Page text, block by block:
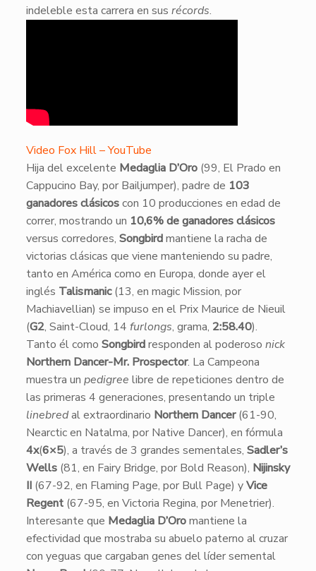
indeleble esta carrera en sus récords.
Video Fox Hill – YouTube
​Hija del excelente Medaglia D’Oro(99, El Prado en
Cappucino Bay, por Bailjumper), padre de 103
ganadores clásicoscon 10 producciones en edad de
correr, mostrando un 10,6% de ganadores clásicos
versus corredores, Songbirdmantiene la racha de
victorias clásicas que viene manteniendo su padre,
tanto en América como en Europa, donde ayer el
inglés Talismanic(13, en magic Mission, por
Machiavellian) se impuso en el Prix Maurice de Nieuil
(G2, Saint-Cloud, 14 furlongs, grama, 2:58.40).
Tanto él como Songbirdresponden al poderoso nick
Northern Dancer-Mr. Prospector. La Campeona
muestra un pedigree libre de repeticiones dentro de
las primeras 4 generaciones, presentando un triple
linebredal extraordinario Northern Dancer(61-90,
Nearctic en Natalma, por Native Dancer), en fórmula
4x(6×5), a través de 3 grandes sementales, Sadler’s
Wells(81, en Fairy Bridge, por Bold Reason), Nijinsky
II(67-92, en Flaming Page, por Bull Page) yVice
Regent(67-95, en Victoria Regina, por Menetrier).
Interesante que Medaglia D’Oromantiene la
efectividad que mostraba su abuelo paterno al cruzar
con yeguas que cargaban genes del líder semental